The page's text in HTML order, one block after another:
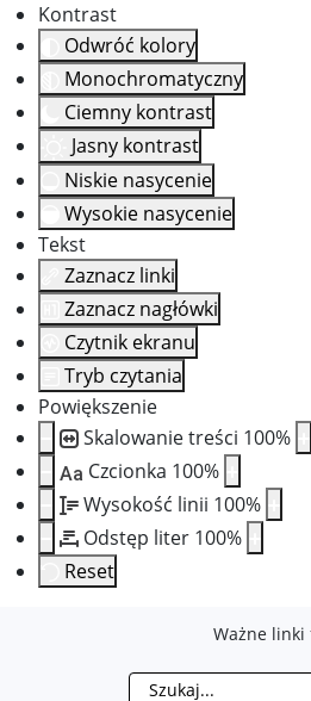
Kontrast
Odwróć kolory
Monochromatyczny
Ciemny kontrast
Jasny kontrast
Niskie nasycenie
Wysokie nasycenie
Tekst
Zaznacz linki
Zaznacz nagłówki
Czytnik ekranu
Tryb czytania
Powiększenie
Skalowanie treści 100%
Aa Czcionka 100%
Wysokość linii 100%
Odstęp liter 100%
Reset
Ważne linki
Szukaj